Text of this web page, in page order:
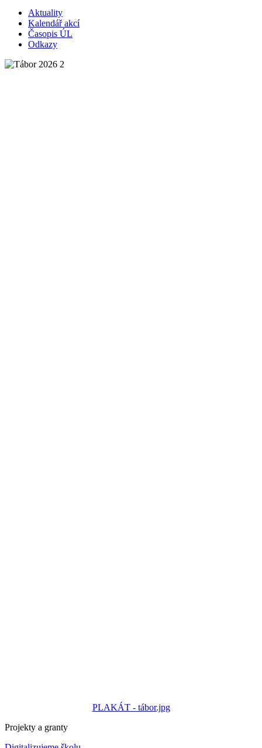
Aktuality
Kalendář akcí
Časopis ÚL
Odkazy
PLAKÁT - tábor.jpg
Projekty a granty